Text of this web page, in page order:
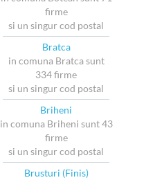
firme
si un singur cod postal
Bratca
in comuna Bratca sunt
334 firme
si un singur cod postal
Briheni
in comuna Briheni sunt 43
firme
si un singur cod postal
Brusturi (Finis)